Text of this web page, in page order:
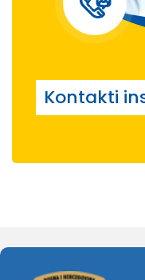
Kontakti